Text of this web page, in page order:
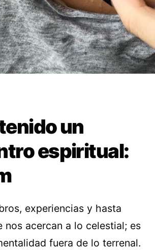
un
espiritual:
experiencias y hasta
nos acercan a lo celestial; es
fuera de lo terrenal.